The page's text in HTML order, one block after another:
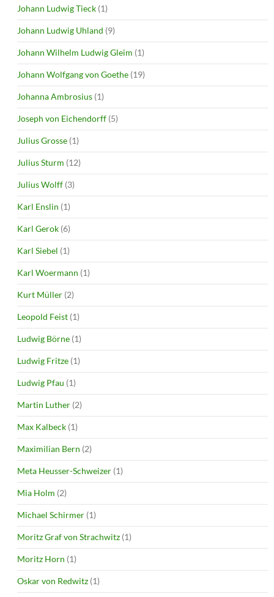
Johann Ludwig Tieck (1)
Johann Ludwig Uhland (9)
Johann Wilhelm Ludwig Gleim (1)
Johann Wolfgang von Goethe (19)
Johanna Ambrosius (1)
Joseph von Eichendorff (5)
Julius Grosse (1)
Julius Sturm (12)
Julius Wolff (3)
Karl Enslin (1)
Karl Gerok (6)
Karl Siebel (1)
Karl Woermann (1)
Kurt Müller (2)
Leopold Feist (1)
Ludwig Börne (1)
Ludwig Fritze (1)
Ludwig Pfau (1)
Martin Luther (2)
Max Kalbeck (1)
Maximilian Bern (2)
Meta Heusser-Schweizer (1)
Mia Holm (2)
Michael Schirmer (1)
Moritz Graf von Strachwitz (1)
Moritz Horn (1)
Oskar von Redwitz (1)